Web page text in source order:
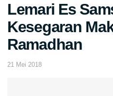
Lemari Es
Kesegaran
Ramadhan
21 Mei 2018